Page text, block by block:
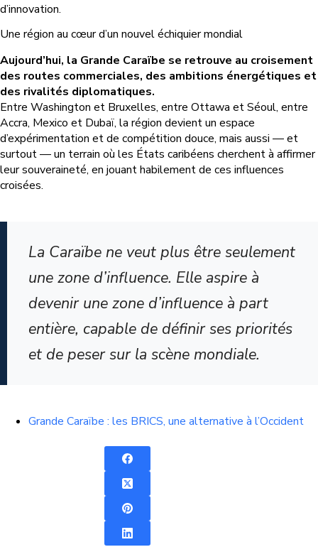
d’innovation.
Une région au cœur d’un nouvel échiquier mondial
Aujourd’hui, la Grande Caraïbe se retrouve au croisement
des routes commerciales, des ambitions énergétiques et
des rivalités diplomatiques.
Entre Washington et Bruxelles, entre Ottawa et Séoul, entre
Accra, Mexico et Dubaï, la région devient un espace
d’expérimentation et de compétition douce, mais aussi — et
surtout — un terrain où les États caribéens cherchent à affirmer
leur souveraineté, en jouant habilement de ces influences
croisées.
La Caraïbe ne veut plus être seulement
une zone d’influence. Elle aspire à
devenir une zone d’influence à part
entière, capable de définir ses priorités
et de peser sur la scène mondiale.
Grande Caraïbe : les BRICS, une alternative à l’Occident